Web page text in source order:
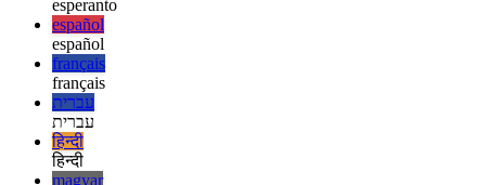
english
english
esperanto
esperanto
español
español
français
français
עברית